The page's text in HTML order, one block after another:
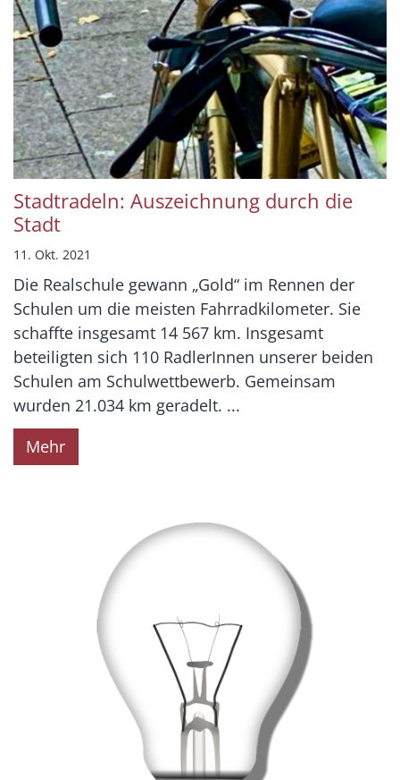
Stadtradeln: Auszeichnung durch die
Stadt
11. Okt. 2021
Die Realschule gewann „Gold“ im Rennen der
Schulen um die meisten Fahrradkilometer. Sie
schaffte insgesamt 14 567 km. Insgesamt
beteiligten sich 110 RadlerInnen unserer beiden
Schulen am Schulwettbewerb. Gemeinsam
wurden 21.034 km geradelt. ...
Mehr